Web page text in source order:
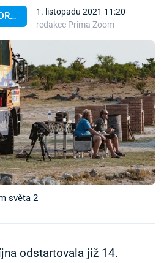
CESTOVÁNÍ A DOBRODRUŽSTVÍ
1. listopadu 2021 11:20
redakce Prima Zoom
světa 2
odstartovala již 14.